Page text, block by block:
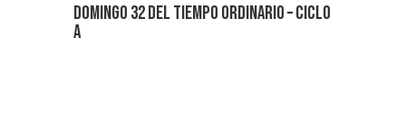
Domingo 32 del Tiempo Ordinario – Ciclo
A